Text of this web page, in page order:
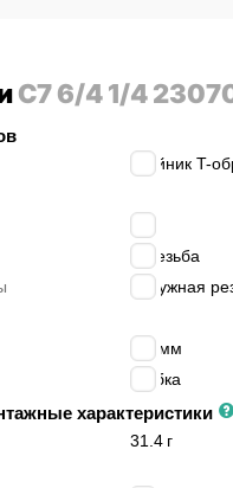
C7 6/4 1/4
тройник T-
R резьба
наружная
6/4 мм
трубка
характеристики
31.4 г